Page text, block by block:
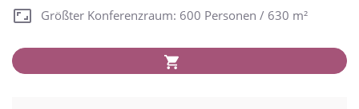
Größter Konferenzraum: 600 Personen / 630 m²